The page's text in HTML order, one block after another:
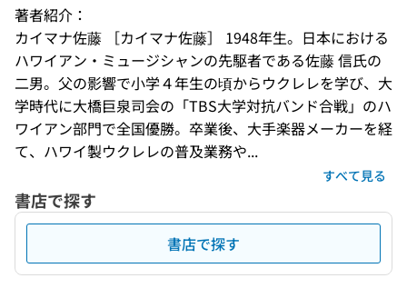
著者紹介：
カイマナ佐藤 ［カイマナ佐藤］ 1948年生。日本における
ハワイアン・ミュージシャンの先駆者である佐藤 信氏の
二男。父の影響で小学４年生の頃からウクレレを学び、大
学時代に大橋巨泉司会の「TBS大学対抗バンド合戦」のハ
ワイアン部門で全国優勝。卒業後、大手楽器メーカーを経
て、ハワイ製ウクレレの普及業務や...
すべて見る
書店で探す
書店で探す